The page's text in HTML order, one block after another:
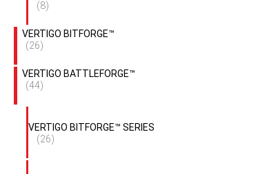
(8)
VERTIGO BITFORGE™
(26)
VERTIGO BATTLEFORGE™
(44)
VERTIGO BITFORGE™ SERIES
(26)